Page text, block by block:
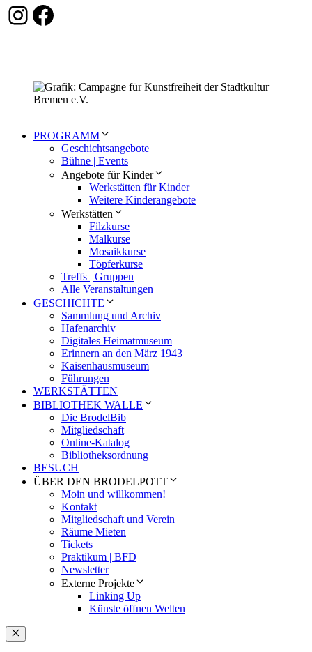
Instagram Facebook
PROGRAMM
Geschichtsangebote
Bühne | Events
Angebote für Kinder
Werkstätten für Kinder
Weitere Kinderangebote
Werkstätten
Filzkurse
Malkurse
Mosaikkurse
Töpferkurse
Treffs | Gruppen
Alle Veranstaltungen
GESCHICHTE
Sammlung und Archiv
Hafenarchiv
Digitales Heimatmuseum
Erinnern an den März 1943
Kaisenhausmuseum
Führungen
WERKSTÄTTEN
BIBLIOTHEK WALLE
Die BrodelBib
Mitgliedschaft
Online-Katalog
Bibliotheksordnung
BESUCH
ÜBER DEN BRODELPOTT
Moin und willkommen!
Kontakt
Mitgliedschaft und Verein
Räume Mieten
Tickets
Praktikum | BFD
Newsletter
Externe Projekte
Linking Up
Künste öffnen Welten
Schließen